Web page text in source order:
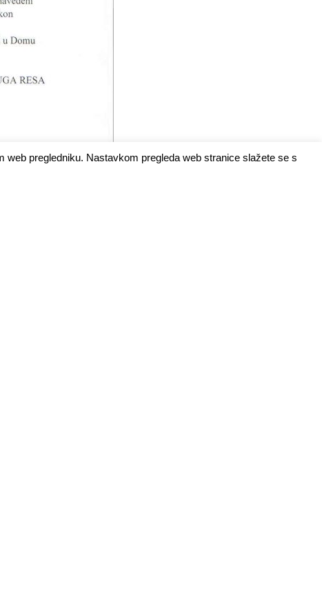
pregledniku. Nastavkom pregleda web stranice slažete se s